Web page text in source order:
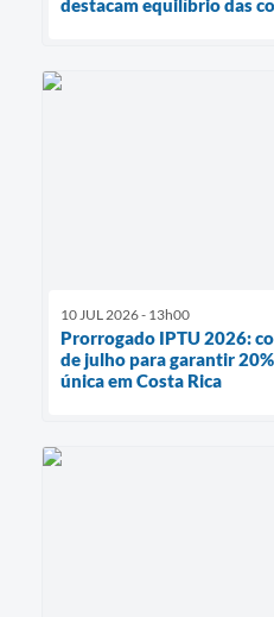
10 JUL 2026 - 13h00
Prorrogado IPTU 2026:
de julho para garantir
única em Costa Rica